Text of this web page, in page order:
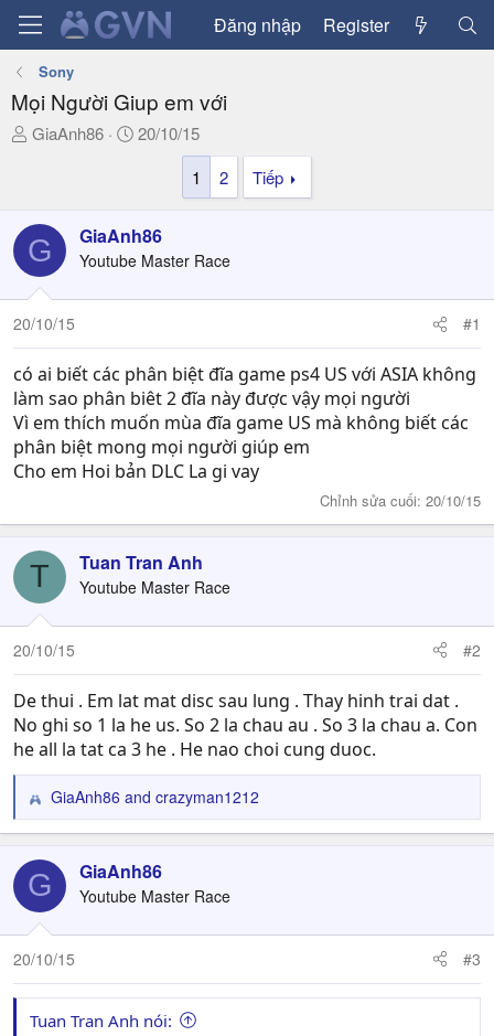
Đăng nhập Register
Sony
Mọi Người Giup em với
T
a
d
s
t
a
e
r
GiaAnh86
N
g
ử
20/10/15
1
2 Tiếp
G GiaAnh86
Youtube Master Race
20/10/15 #1
có ai biết các phân biệt đĩa game ps4 US với ASIA không
làm sao phân biêt 2 đĩa này được vậy mọi người
Vì em thích muốn mùa đĩa game US mà không biết các
phân biệt mong mọi người giúp em
Cho em Hoi bản DLC La gi vay
Chỉnh sửa cuối: 20/10/15
T Tuan Tran Anh
Youtube Master Race
20/10/15 #2
De thui . Em lat mat disc sau lung . Thay hinh trai dat .
No ghi so 1 la he us. So 2 la chau au . So 3 la chau a. Con
he all la tat ca 3 he . He nao choi cung duoc.
R
e
c
t
i
o
n
s
:
GiaAnh86 and crazyman1212
G GiaAnh86
Youtube Master Race
20/10/15 #3
Tuan Tran Anh nói: